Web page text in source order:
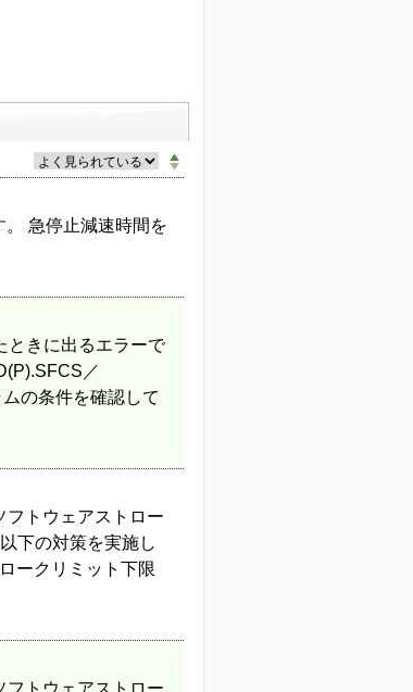
急停止減速時間を
ときに出るエラーで
／
の条件を確認して
フトウェアストロー
下の対策を実施し
ークリミット下限
フトウェアストロー